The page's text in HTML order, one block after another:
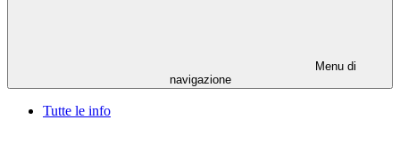
Menu di
navigazione
Tutte le info